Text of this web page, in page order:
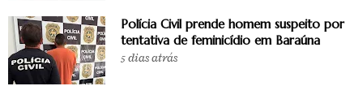
Polícia Civil prende homem suspeito por
tentativa de feminicídio em Baraúna
5 dias atrás